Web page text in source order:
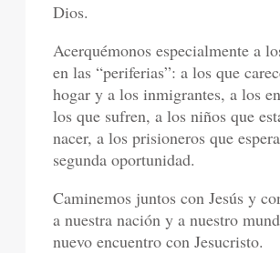
Dios.
Acerquémonos especialmente a
en las “periferias”: a los que
hogar y a los inmigrantes, a los
los que sufren, a los niños que
nacer, a los prisioneros que
segunda oportunidad.
Caminemos juntos con Jesús y
a nuestra nación y a nuestro
nuevo encuentro con Jesucristo.